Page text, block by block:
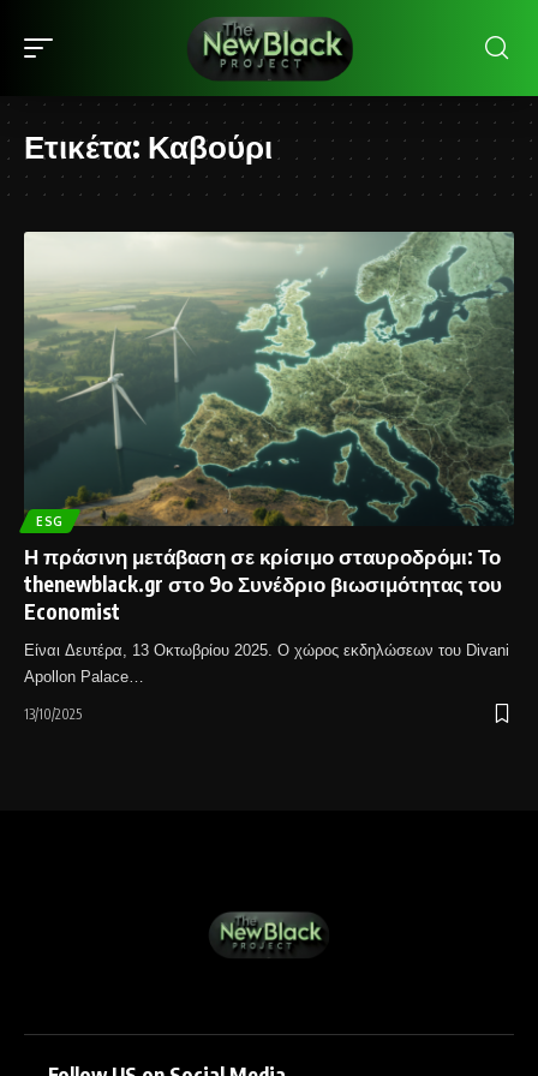
Ετικέτα: Καβούρι
ESG
Η πράσινη μετάβαση σε κρίσιμο σταυροδρόμι: Το
thenewblack.gr στο 9ο Συνέδριο βιωσιμότητας του
Economist
Είναι Δευτέρα, 13 Οκτωβρίου 2025. Ο χώρος εκδηλώσεων του Divani
Apollon Palace…
13/10/2025